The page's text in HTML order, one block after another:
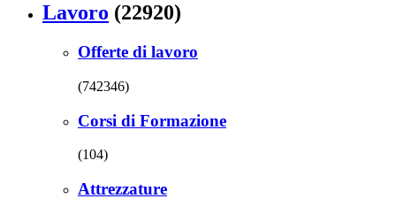
Lavoro (22920)
Offerte di lavoro
(742346)
Corsi di Formazione
(104)
Attrezzature